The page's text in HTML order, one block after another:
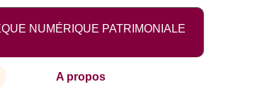
NUMÉRIQUE PATRIMONIALE
A propos